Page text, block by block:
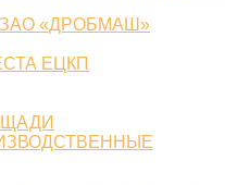
«ДРОБМАШ»
ЕЦКП